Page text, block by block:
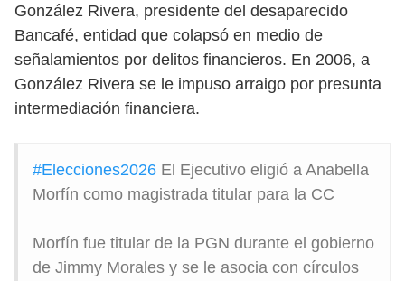
González Rivera, presidente del desaparecido
Bancafé, entidad que colapsó en medio de
señalamientos por delitos financieros. En 2006, a
González Rivera se le impuso arraigo por presunta
intermediación financiera.
#Elecciones2026 El Ejecutivo eligió a Anabella
Morfín como magistrada titular para la CC
Morfín fue titular de la PGN durante el gobierno
de Jimmy Morales y se le asocia con círculos